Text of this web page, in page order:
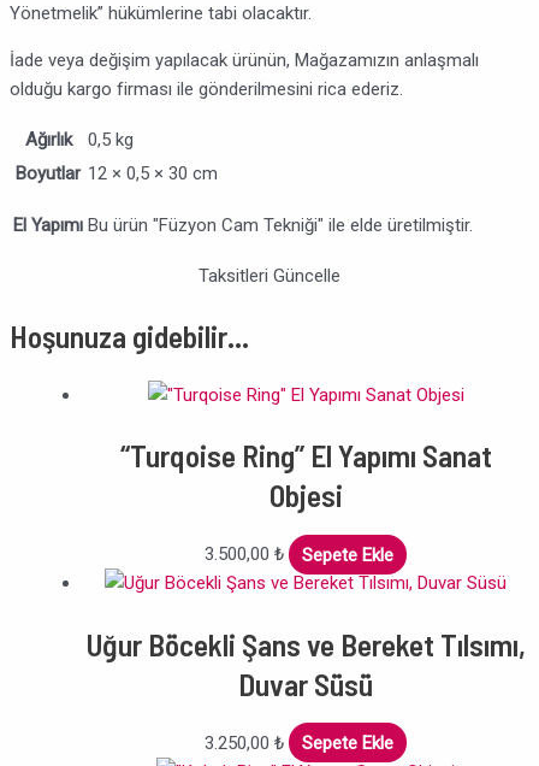
Yönetmelik” hükümlerine tabi olacaktır.
İade veya değişim yapılacak ürünün, Mağazamızın anlaşmalı
olduğu kargo firması ile gönderilmesini rica ederiz.
Ağırlık
0,5 kg
Boyutlar 12 × 0,5 × 30 cm
El Yapımı Bu ürün "Füzyon Cam Tekniği" ile elde üretilmiştir.
Taksitleri Güncelle
Hoşunuza gidebilir…
“Turqoise Ring” El Yapımı Sanat
Objesi
3.500,00 ₺ Sepete Ekle
Uğur Böcekli Şans ve Bereket Tılsımı,
Duvar Süsü
3.250,00 ₺ Sepete Ekle